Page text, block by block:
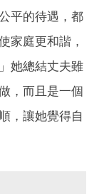
平的待遇，都
家庭更和諧，
她總結丈夫雖
，而且是一個
，讓她覺得自